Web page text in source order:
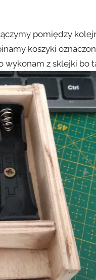
pomiędzy
koszyki
z sklejki bo